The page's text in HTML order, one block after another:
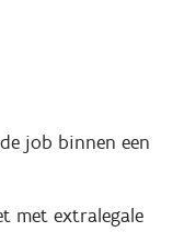
job binnen een
met extralegale